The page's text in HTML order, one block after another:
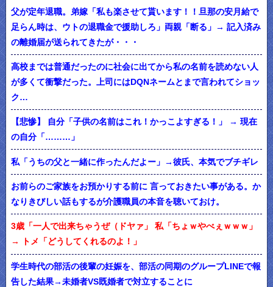
父が定年退職。弟嫁「私も楽させて貰います！！旦那の安月給で
足らん時は、ウトの退職金で援助しろ」両親「断る」→ 記入済み
の離婚届が送られてきたが・・・
高校までは普通だったのに社会に出てから私の名前を読めない人
が多くて衝撃だった。上司にはDQNネームとまで言われてショッ
ク…
【悲惨】 自分「子供の名前はこれ！かっこよすぎる！」 → 現在
の自分「………」
私「うちの父と一緒に作ったんだよー」→彼氏、本気でブチギレ
お前らのご家族をお預かりする前に 言っておきたい事がある。か
なりきびしい話もするが介護職員の本音を聴いておけ。
3歳「一人で出来ちゃうぜ（ドヤァ」 私「ちょｗやべぇｗｗｗ」
→ トメ「どうしてくれるのよ！」
学生時代の部活の後輩の妊娠を、部活の同期のグループLINEで報
告した結果→未婚者VS既婚者で対立することに